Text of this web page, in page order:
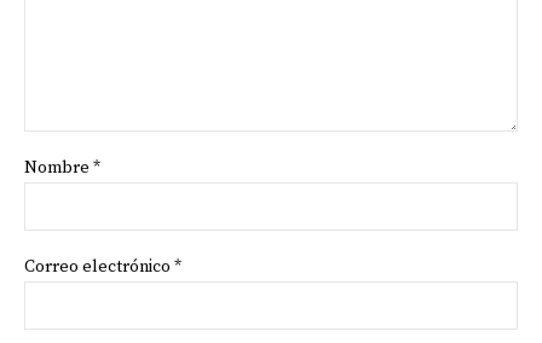
Nombre *
Correo electrónico *